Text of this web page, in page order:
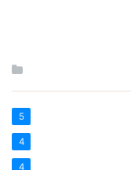
5
4
4